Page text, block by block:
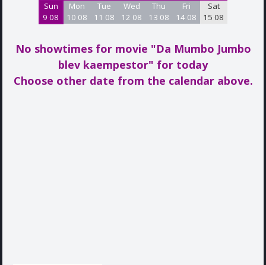
Sun
9 08
Mon
10 08
Tue
11 08
Wed
12 08
Thu
13 08
Fri
14 08
Sat
15 08
No showtimes for movie "Da Mumbo Jumbo
blev kaempestor" for today
Choose other date from the calendar above.